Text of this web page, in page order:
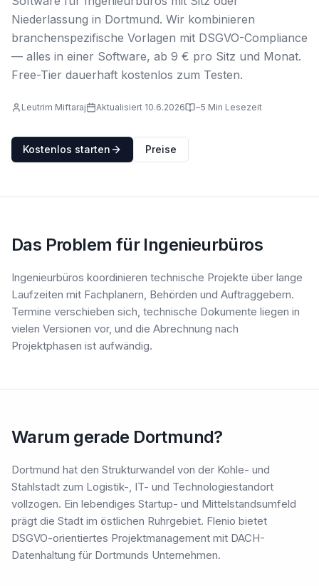
Niederlassung in Dortmund. Wir kombinieren
branchenspezifische Vorlagen mit DSGVO-Compliance
— alles in einer Software, ab 9 € pro Sitz und Monat.
Free-Tier dauerhaft kostenlos zum Testen.
Leutrim Miftaraj Aktualisiert 10.6.2026 ~5 Min Lesezeit
Kostenlos starten Preise
Das Problem für Ingenieurbüros
Ingenieurbüros koordinieren technische Projekte über lange
Laufzeiten mit Fachplanern, Behörden und Auftraggebern.
Termine verschieben sich, technische Dokumente liegen in
vielen Versionen vor, und die Abrechnung nach
Projektphasen ist aufwändig.
Warum gerade Dortmund?
Dortmund hat den Strukturwandel von der Kohle- und
Stahlstadt zum Logistik-, IT- und Technologiestandort
vollzogen. Ein lebendiges Startup- und Mittelstandsumfeld
prägt die Stadt im östlichen Ruhrgebiet. Flenio bietet
DSGVO-orientiertes Projektmanagement mit DACH-
Datenhaltung für Dortmunds Unternehmen.